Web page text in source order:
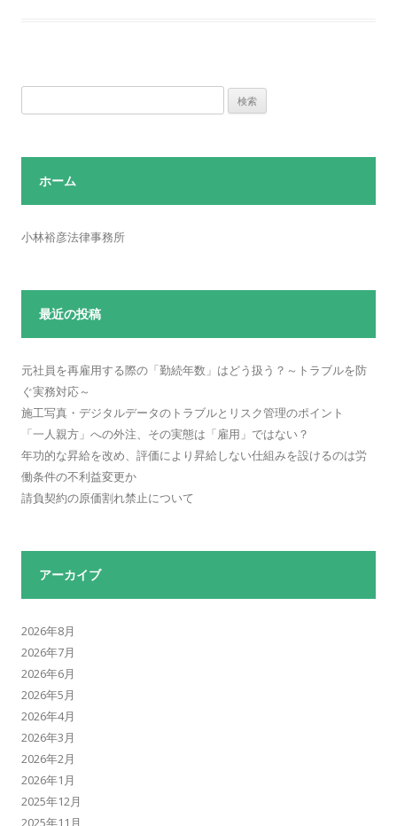
索:
ホーム
小林裕彦法律事務所
最近の投稿
元社員を再雇用する際の「勤続年数」はどう扱う？～トラブルを防
ぐ実務対応～
施工写真・デジタルデータのトラブルとリスク管理のポイント
「一人親方」への外注、その実態は「雇用」ではない？
年功的な昇給を改め、評価により昇給しない仕組みを設けるのは労
働条件の不利益変更か
請負契約の原価割れ禁止について
アーカイブ
2026年8月
2026年7月
2026年6月
2026年5月
2026年4月
2026年3月
2026年2月
2026年1月
2025年12月
2025年11月